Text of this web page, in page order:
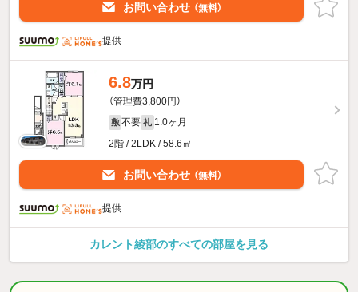
お問い合わせ （無料）
提供
6.8万円
（管理費3,800円）
敷 不要 礼 1.0ヶ月
2階 / 2LDK / 58.6㎡
お問い合わせ （無料）
提供
カレント綾部のすべての部屋を見る